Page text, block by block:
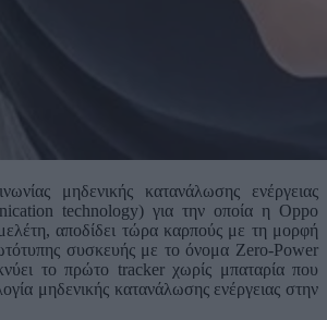
μηδενικής κατανάλωσης ενέργειας
technology) για την οποία η Oppo
αποδίδει τώρα καρπούς με τη μορφή
συσκευής με το όνομα Zero-Power
το πρώτο tracker χωρίς μπαταρία που
μηδενικής κατανάλωσης ενέργειας στην